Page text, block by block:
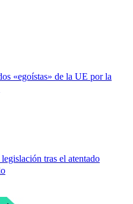
«egoístas» de la UE por la
tras el atentado